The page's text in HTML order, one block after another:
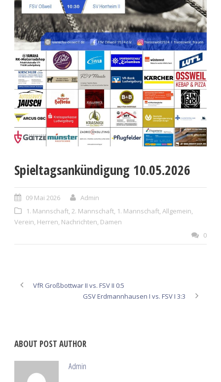
Spieltagsankündigung 10.05.2026
09 Mai 2026
Admin
1. Mannschaft, 2. Mannschaft, 1. Mannschaft, Allgemein,
Verein, Herren, Nachrichten, Damen
0
VfR Großbottwar II vs. FSV II 0:5
GSV Erdmannhausen I vs. FSV I 3:3
ABOUT POST AUTHOR
Admin